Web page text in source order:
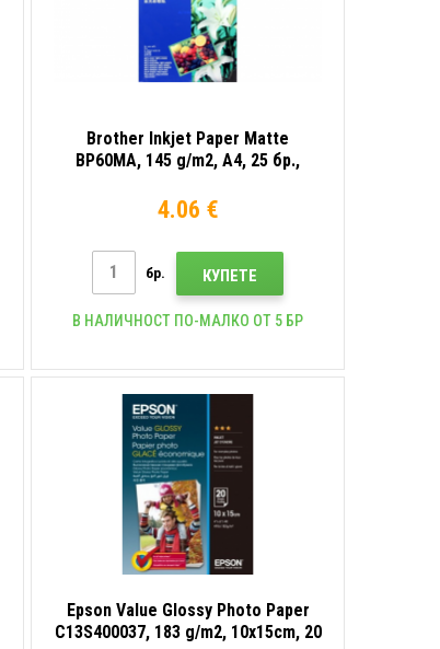
Brother Inkjet Paper Matte
BP60MA, 145 g/m2, A4, 25 бр.,
фотохартия
4.06 €
бр. КУПЕТЕ
В НАЛИЧНОСТ ПО-МАЛКО ОТ 5 БР
Epson Value Glossy Photo Paper
C13S400037, 183 g/m2, 10x15cm, 20